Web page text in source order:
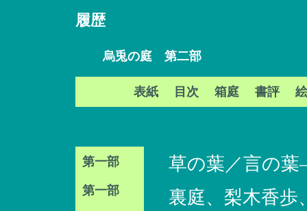
履歴
烏兎の庭 第二部
表紙 目次 箱庭 書評
第一部
第一部
草の葉／言の
裏庭、梨木香歩